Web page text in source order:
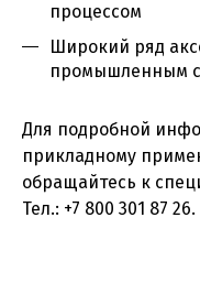
процессом
Широкий ряд
промышленным
Для подробной
прикладному
обращайтесь к
Тел.: +7 800 301 87